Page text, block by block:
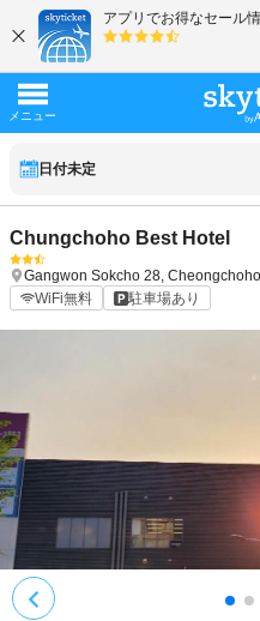
日付未定
Chungchoho Best Hotel
Gangwon Sokcho 28,
WiFi無料
駐車場あり